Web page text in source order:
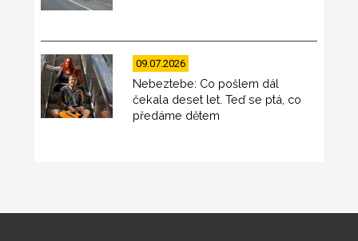
09.07.2026
Nebeztebe: Co pošlem dál
čekala deset let. Teď se ptá, co
předáme dětem